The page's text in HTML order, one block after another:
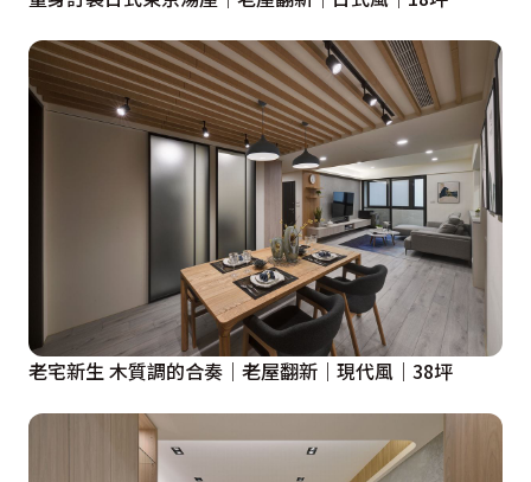
老宅新生 木質調的合奏｜老屋翻新｜現代風｜38坪